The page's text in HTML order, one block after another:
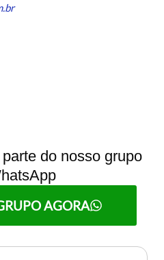
do nosso grupo
AGORA